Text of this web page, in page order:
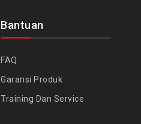
Bantuan
FAQ
Garansi Produk
Training Dan Service